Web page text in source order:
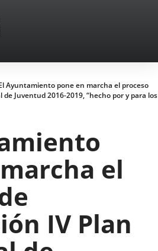
Ayuntamiento pone en marcha el proceso
Juventud 2016-2019, “hecho por y para los
el
IV Plan